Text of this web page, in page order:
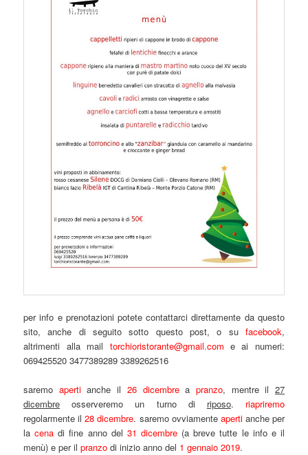
per info e prenotazioni potete contattarci direttamente da questo
sito, anche di seguito sotto questo post, o su facebook,
altrimenti alla mail torchioristorante@gmail.com e ai numeri:
069425520 3477389289 3389262516
saremo apertianche il 26 dicembrea pranzo, mentre il 27
dicembre osserveremo un turno di riposo. riapriremo
regolarmente il28 dicembre. saremo ovviamente apertianche per
lacena di fine anno del 31 dicembre (a breve tutte le info e il
menù) e per ilpranzo di inizio anno del 1 gennaio 2019.